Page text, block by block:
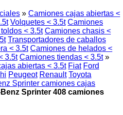
» Camiones cajas abiertas <
Volquetes < 3.5t Camiones
< 3.5t Camiones chasis <
Transportadores de caballos
< 3.5t Camiones de helados <
3.5t Camiones tiendas < 3.5t »
abiertas < 3.5t Fiat Ford
Peugeot Renault Toyota
Sprinter camiones cajas
Sprinter 408 camiones